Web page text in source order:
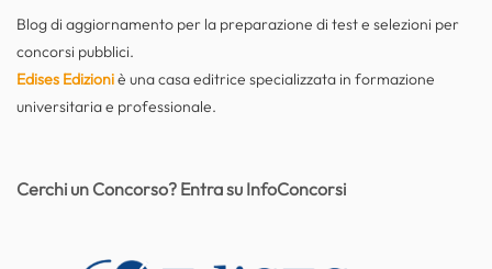
Blog di aggiornamento per la preparazione di test e selezioni per
concorsi pubblici.
Edises Edizioniè una casa editrice specializzata in formazione
universitaria e professionale.
Cerchi un Concorso? Entra su InfoConcorsi